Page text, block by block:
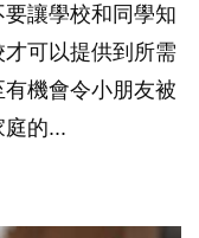
讓學校和同學知
可以提供到所需
機會令小朋友被
的...